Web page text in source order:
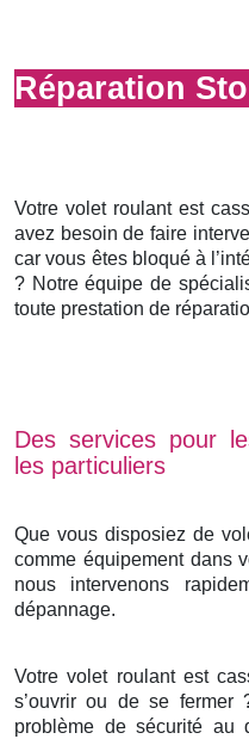
Réparation
Votre volet roulant est
avez besoin de faire
car vous êtes bloqué à
? Notre équipe de
toute prestation de
Des services pour
les particuliers
Que vous disposiez de
comme équipement dans
nous intervenons
dépannage.
Votre volet roulant est
s’ouvrir ou de se fermer
problème de sécurité au